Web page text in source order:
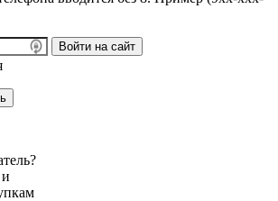
Войти на сайт